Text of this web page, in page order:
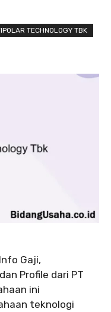
TECHNOLOGY TBK
Gaji,
Profile dari PT
ini
teknologi